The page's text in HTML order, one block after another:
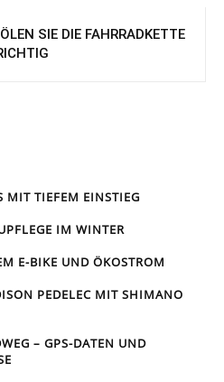
SIE DIE FAHRRADKETTE
MIT TIEFEM EINSTIEG
IM WINTER
E-BIKE UND ÖKOSTROM
PEDELEC MIT SHIMANO
– GPS-DATEN UND